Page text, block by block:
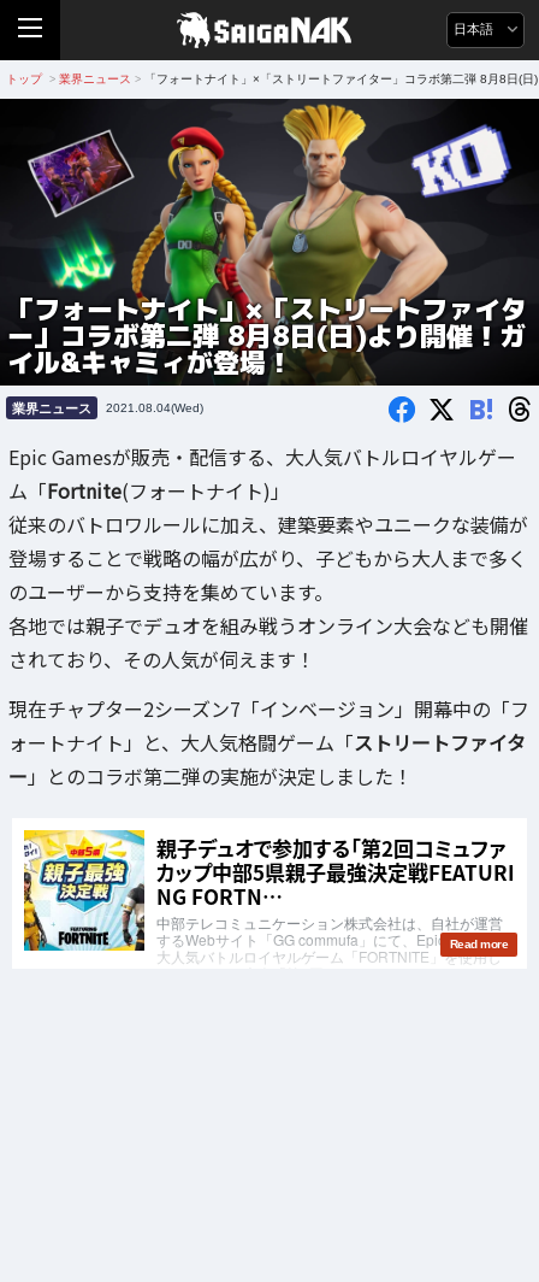
日本語
トップ > 業界ニュース > 「フォートナイト」×「ストリートファイター」コラボ第二弾 8月8日(
「フォートナイト」×「ストリートファイタ
ー」コラボ第二弾 8月8日(日)より開催！ガ
イル&キャミィが登場！
業界ニュース 2021.08.04(Wed) B!
Epic Gamesが販売・配信する、大人気バトルロイヤルゲー
ム「Fortnite(フォートナイト)」
従来のバトロワルールに加え、建築要素やユニークな装備が
登場することで戦略の幅が広がり、子どもから大人まで多く
のユーザーから支持を集めています。
各地では親子でデュオを組み戦うオンライン大会なども開催
されており、その人気が伺えます！
現在チャプター2シーズン7「インベージョン」開幕中の「フ
ォートナイト」と、大人気格闘ゲーム「ストリートファイタ
ー 」とのコラボ第二弾の実施が決定しました！